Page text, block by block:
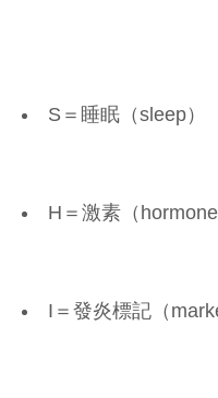
S＝睡眠（sleep）
H＝激素（hormone
I＝發炎標記（